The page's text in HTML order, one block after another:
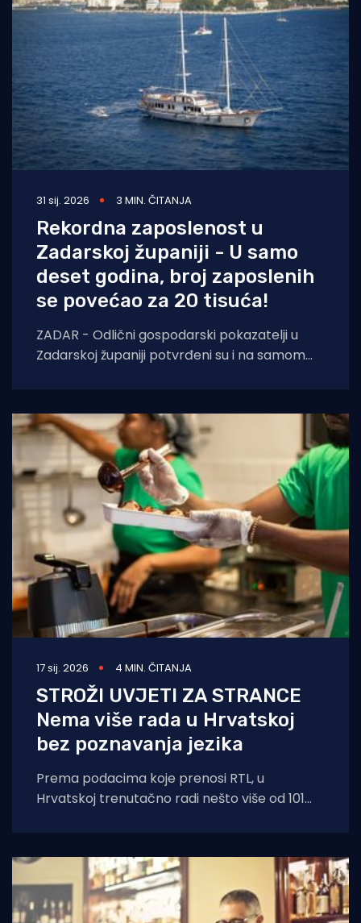
31 sij. 2026 3 MIN. ČITANJA
Rekordna zaposlenost u
Zadarskoj županiji - U samo
deset godina, broj zaposlenih
se povećao za 20 tisuća!
ZADAR - Odlični gospodarski pokazatelji u
Zadarskoj županiji potvrđeni su i na samom
17 sij. 2026 4 MIN. ČITANJA
STROŽI UVJETI ZA STRANCE
Nema više rada u Hrvatskoj
bez poznavanja jezika
Prema podacima koje prenosi RTL, u
Hrvatskoj trenutačno radi nešto više od 101